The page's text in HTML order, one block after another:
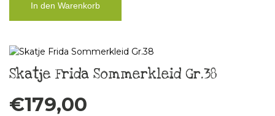
In den Warenkorb
Skatje Frida Sommerkleid Gr.38
€179,00